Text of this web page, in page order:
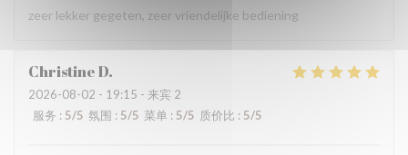
zeer lekker gegeten, zeer vriendelijke bediening
ChristineD
2026-08-02 - 19:15 - 来宾 2
服务 : 5/5 氛围 : 5/5 菜单 : 5/5 质价比 : 5/5